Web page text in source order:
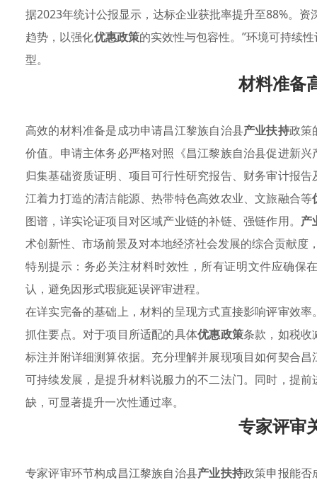
据2023年统计公报显示，达标企业获批率提升至88%。
趋势，以强化优惠政策的实效性与包容性。”环境可持续
型。
材料准备
高效的材料准备是成功申请昌江黎族自治县产业扶持政策
价值。申请主体务必严格对照《昌江黎族自治县促进新
归集基础资质证明、项目可行性研究报告、财务审计报
江着力打造的清洁能源、热带特色高效农业、文旅融合等
图谱，详实论证项目对区域产业链的补链、强链作用。 产
术创新性、市场前景及对本地经济社会发展的综合贡献度
特别提示：务必关注材料时效性，所有证明文件应确保
认，避免因形式瑕疵延误评审进程。
在详实完备的基础上，材料的呈现方式直接影响评审效
抓住要点。对于项目所适配的具体优惠政策条款，如税收
标注并附详细测算依据。充分理解并展现项目如何契合昌
可持续发展，是提升材料说服力的不二法门。同时，提
缺，可显著提升一次性通过率。
专家评审
专家评审环节构成昌江黎族自治县产业扶持政策申报能否